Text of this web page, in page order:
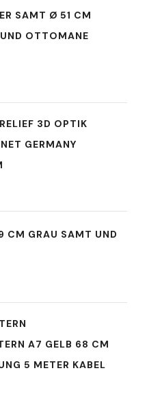
SAMT Ø 51 CM
OTTOMANE H
3D OPTIK U
GERMANY S
CM GRAU SAMT UND
A7 GELB 68 CM
5 METER KABEL